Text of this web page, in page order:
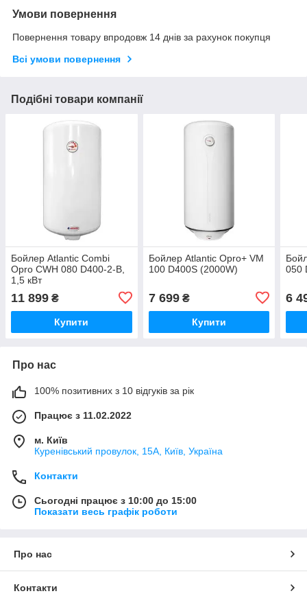
Умови повернення
Повернення товару впродовж 14 днів за рахунок покупця
Всі умови повернення
Подібні товари компанії
Бойлер Atlantic Combi
Opro CWH 080 D400-2-B,
1,5 кВт
11 899 ₴
Купити
Бойлер Atlantic Opro+ VM
100 D400S (2000W)
7 699₴
Купити
050
6
Про нас
100% позитивних з 10 відгуків за рік
Працює з 11.02.2022
м. Київ
Куренівський провулок, 15А, Київ, Україна
Контакти
Сьогодні працює з 10:00 до 15:00
Показати весь графік роботи
Про нас
Контакти